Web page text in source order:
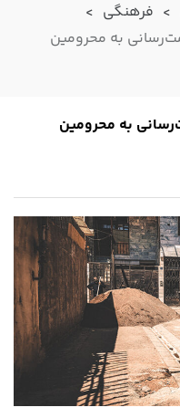
> فرهنگی >
به محرومین
به محرومین